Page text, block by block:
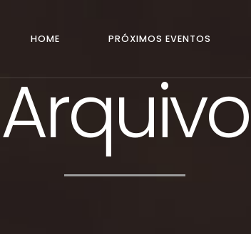
HOME PRÓXIMOS EVENTOS
Arquivo